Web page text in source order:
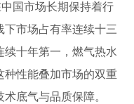
国市场长期保持着行
下市场占有率连续十三
续十年第一，燃气热水
种性能叠加市场的双重
底气与品质保障。